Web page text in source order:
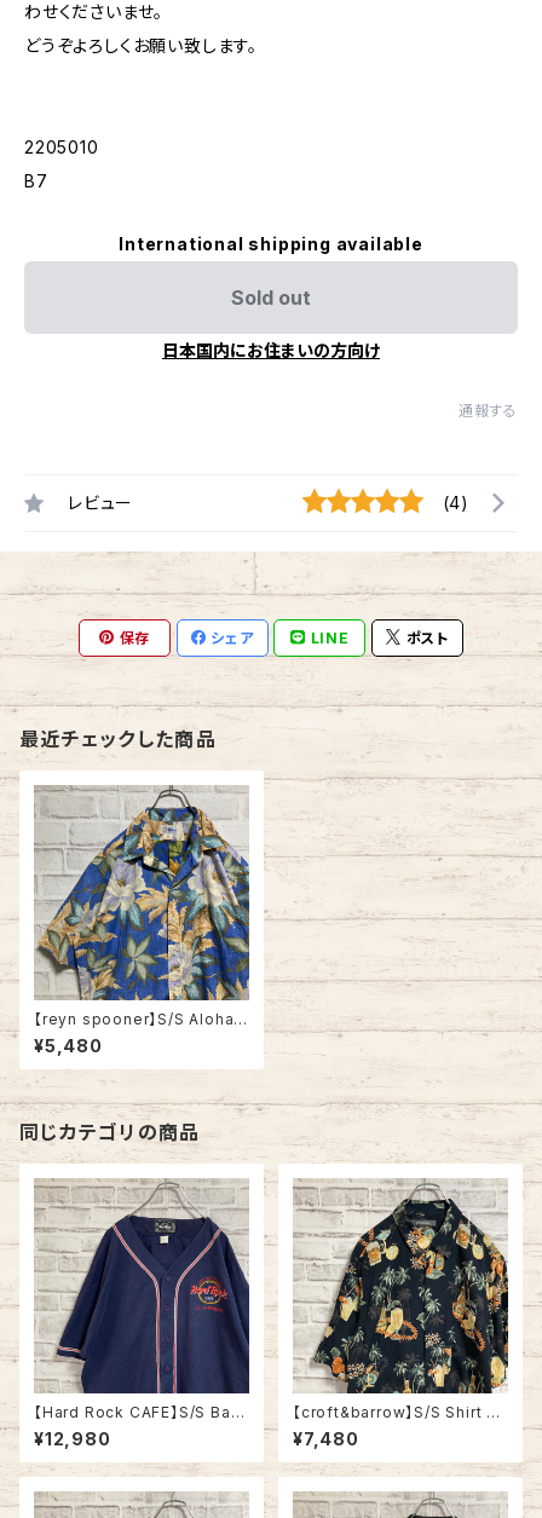
わせくださいませ。
どうぞよろしくお願い致します。
2205010
B7
International shipping available
Sold out
日本国内にお住まいの方向け
通報する
レビュー (4)
保存 シェア LINE ポスト
最近チェックした商品
【reyn spooner】S/S Aloha S
hirt XL 90s レインスプーナー
アロハシャツ ボタニカル柄 アメ
リカ 古着
¥5,480
同じカテゴリの商品
【Hard Rock CAFE】S/S Bas
eball Shirt L相当 Made in U
SA ハードロックカフェ ベース
ボールシャツ ゲームシャツ US
古着
¥12,980
【croft&barrow】S/S Shirt L
“BEER Pattern” Rayon100%
アロハシャツ 柄シャツ 総柄シャ
ツ ビール柄 カクテル アルコー
¥7,480